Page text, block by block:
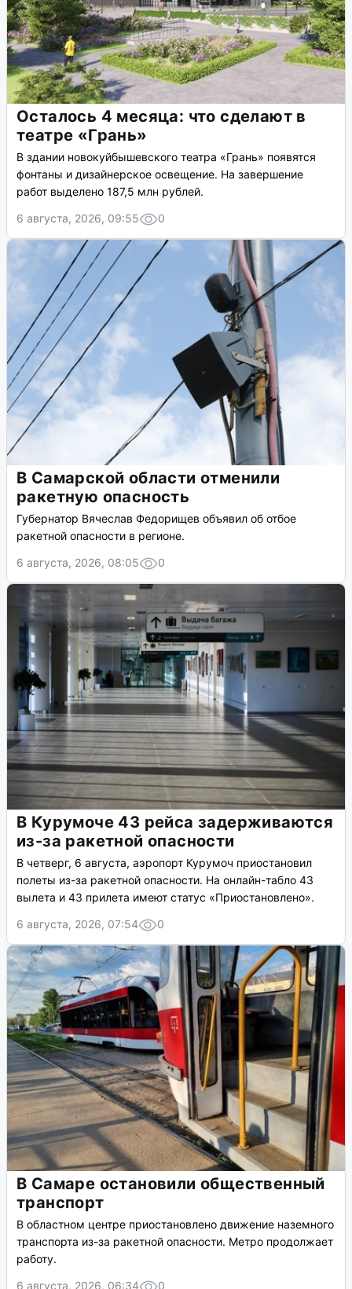
Осталось 4 месяца: что сделают в
театре «Грань»
В здании новокуйбышевского театра «Грань» появятся
фонтаны и дизайнерское освещение. На завершение
работ выделено 187,5 млн рублей.
6 августа, 2026, 09:55
0
В Самарской области отменили
ракетную опасность
Губернатор Вячеслав Федорищев объявил об отбое
ракетной опасности в регионе.
6 августа, 2026, 08:05
0
В Курумоче 43 рейса задерживаются
из-за ракетной опасности
В четверг, 6 августа, аэропорт Курумоч приостановил
полеты из-за ракетной опасности. На онлайн-табло 43
вылета и 43 прилета имеют статус «Приостановлено».
6 августа, 2026, 07:54
0
В Самаре остановили общественный
транспорт
В областном центре приостановлено движение наземного
транспорта из-за ракетной опасности. Метро продолжает
работу.
6 августа, 2026, 06:34
0